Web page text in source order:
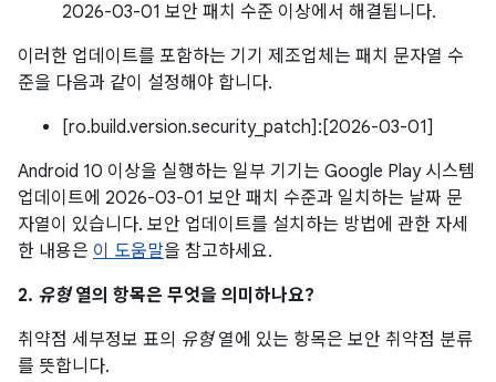
2026-03-01 보안 패치 수준 이상에서 해결됩니다.
이러한 업데이트를 포함하는 기기 제조업체는 패치 문자열 수
준을 다음과 같이 설정해야 합니다.
[ro.build.version.security_patch]:[2026-03-01]
Android 10 이상을 실행하는 일부 기기는 Google Play 시스템
업데이트에 2026-03-01 보안 패치 수준과 일치하는 날짜 문
자열이 있습니다. 보안 업데이트를 설치하는 방법에 관한 자세
한 내용은 이 도움말을 참고하세요.
2. 유형열의 항목은 무엇을 의미하나요?
취약점 세부정보 표의 유형열에 있는 항목은 보안 취약점 분류
를 뜻합니다.